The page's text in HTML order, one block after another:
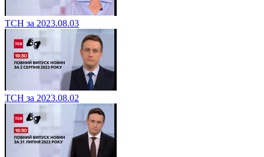
ТСН за 2023.08.03
ТСН за 2023.08.02